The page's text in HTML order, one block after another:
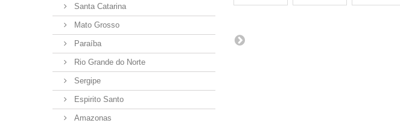
Santa Catarina
Mato Grosso
Paraíba
Rio Grande do Norte
Sergipe
Espirito Santo
Amazonas